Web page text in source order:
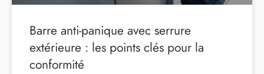
Barre anti-panique avec serrure
extérieure : les points clés pour la
conformité